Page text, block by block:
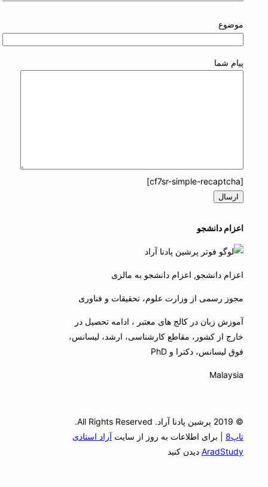
موضوع
پیام شما
اعزام دانشجو
اعزام دانشجو, اعزام دانشجو به مالزی
مجوز رسمی از وزارت علوم، تحقیقات و فناوری
آموزش زبان در کالج های معتبر ، ادامه تحصیل در
خارج از کشور، مقاطع کارشناسی، ارشد، لیسانس،
فوق لیسانس، دکترا و PhD
Malaysia
© 2019 پرشین پادنا آراد. All Rights Reserved.
تاپ8 | برای اطلاعات به روز از سایتآراد استادی
AradStudyدیدن کنید